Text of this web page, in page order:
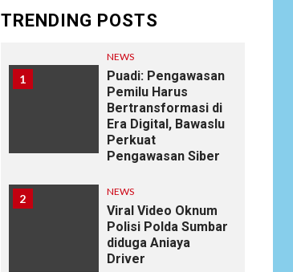
TRENDING POSTS
1
NEWS
Puadi: Pengawasan
Pemilu Harus
Bertransformasi di
Era Digital, Bawaslu
Perkuat
Pengawasan Siber
2 NEWS
Viral Video Oknum
Polisi Polda Sumbar
diduga Aniaya
Driver